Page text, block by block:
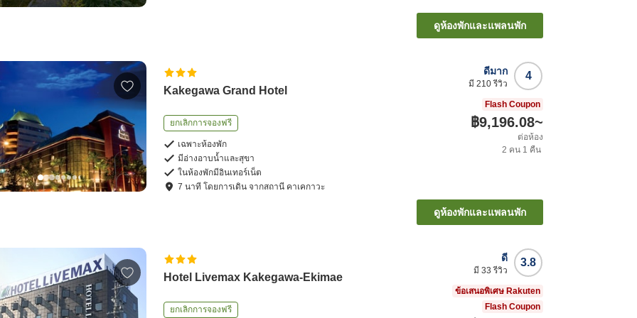
ดูห้องพักและแพลนพัก
Kakegawa Grand Hotel
ยกเลิกการจองฟรี
เฉพาะห้องพัก
มีอ่างอาบน้ำและสุขา
ในห้องพักมีอินเทอร์เน็ต
7 นาที โดยการเดิน จากสถานี คาเคกาวะ
4
ดีมาก
มี 210รีวิว
Flash Coupon
฿9,196.08~
ต่อห้อง
2 คน 1 คืน
ดูห้องพักและแพลนพัก
Hotel Livemax Kakegawa-Ekimae
ยกเลิกการจองฟรี
3.8
ดี
มี 33 รีวิว
ข้อเสนอพิเศษ Rakuten
Flash Coupon